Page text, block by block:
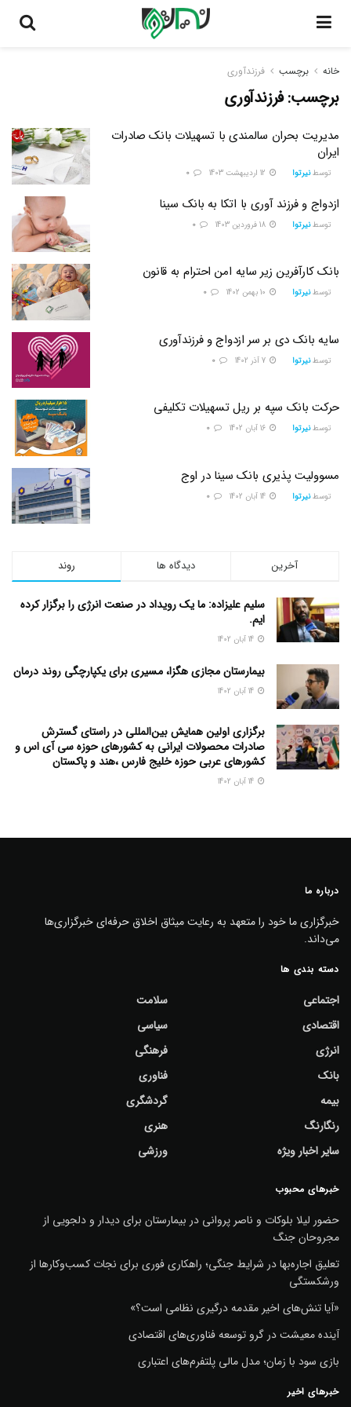
خانه برچسب فرزندآوری
برچسب:فرزندآوری
مدیریت بحران سالمندی با تسهیلات بانک صادرات
ایران
توسط نیرتوا
ازدواج و فرزند آوری با اتکا به بانک سینا
توسط نیرتوا
بانک کارآفرین زیر سایه امن احترام به قانون
توسط نیرتوا
سایه بانک دی بر سر ازدواج و فرزندآوری
توسط نیرتوا
حرکت بانک سپه بر ریل تسهیلات تکلیفی
توسط نیرتوا
مسوولیت پذیری بانک سینا در اوج
توسط نیرتوا
روند دیدگاه ها آخرین
سلیم علیزاده: ما یک رویداد در صنعت انرژی را برگزار کرده
ایم.
بیمارستان مجازی هگزا، مسیری برای یکپارچگی روند درمان
برگزاری اولین همایش بین‌المللی در راستای گسترش
صادرات محصولات ایرانی به کشورهای حوزه سی آی اس و
کشورهای عربی حوزه خلیج فارس ،هند و پاکستان
درباره ما
خبرگزاری ما خود را متعهد به رعایت میثاق اخلاق حرفه‌ای خبرگزاری‌ها
می‌داند.
دسته بندی ها
اجتماعی
اقتصادی
انرژی
بانک
بیمه
رنگارنگ
سایر اخبار ویژه
سلامت
سیاسی
فرهنگی
فناوری
گردشگری
هنری
ورزشی
خبرهای محبوب
حضور لیلا بلوکات و ناصر پروانی در بیمارستان برای دیدار و دلجویی از
مجروحان جنگ
تعلیق اجاره‌بها در شرایط جنگی؛ راهکاری فوری برای نجات کسب‌وکارها از
ورشکستگی
«آیا تنش‌های اخیر مقدمه درگیری نظامی است؟»
آینده معیشت در گرو توسعه فناوری‌های اقتصادی
بازی سود با زمان؛ مدل مالی پلتفرم‌های اعتباری
خبرهای اخیر